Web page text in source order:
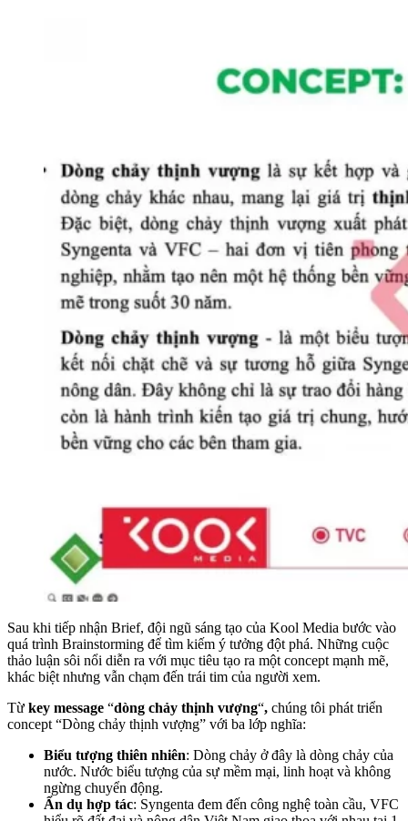
Sau khi tiếp nhận Brief, đội ngũ sáng tạo của Kool Media bước vào
quá trình Brainstorming để tìm kiếm ý tưởng đột phá. Những cuộc
thảo luận sôi nổi diễn ra với mục tiêu tạo ra một concept mạnh mẽ,
khác biệt nhưng vẫn chạm đến trái tim của người xem.
Từ key message “dòng chảy thịnh vượng“, chúng tôi phát triển
concept “Dòng chảy thịnh vượng” với ba lớp nghĩa:
Biểu tượng thiên nhiên: Dòng chảy ở đây là dòng chảy của
nước. Nước biểu tượng của sự mềm mại, linh hoạt và không
ngừng chuyển động.
Ẩn dụ hợp tác: Syngenta đem đến công nghệ toàn cầu, VFC